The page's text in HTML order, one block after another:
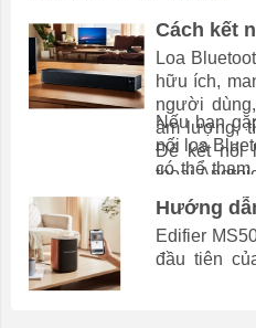
Cách
với
Loa
hữu ích,
người
âm
Để kết
thoại
bật
đó tìm
điện
Nếu bạn
nối loa
có thể
Hướng
MS50A
Airplay
Edifier
đầu tiên